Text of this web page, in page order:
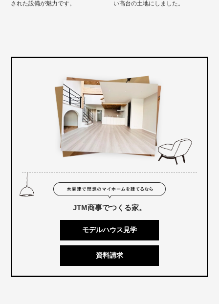
された設備が魅力です。 い高台の土地にしました。
JTM商事でつくる家。
モデルハウス見学
資料請求